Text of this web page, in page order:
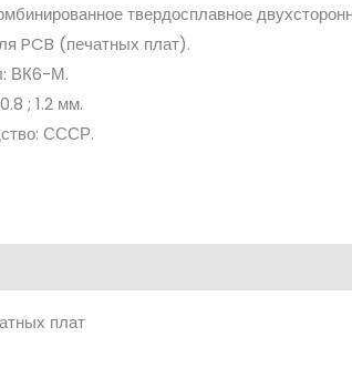
твердосплавное
PCB (печатных плат).
ВК6-М.
; 1.2 мм.
СССР.
плат